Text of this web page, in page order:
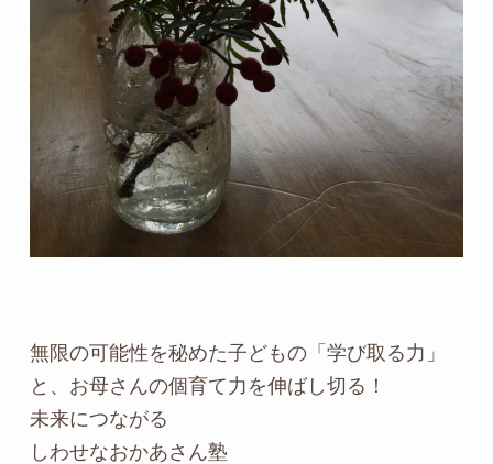
無限の可能性を秘めた子どもの「学び取る力」
と、お母さんの個育て力を伸ばし切る！
未来につながる
しわせなおかあさん塾